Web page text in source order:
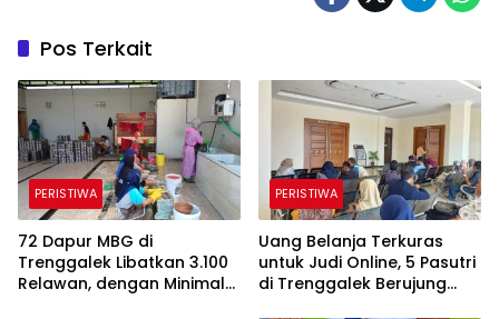
Pos Terkait
PERISTIWA
72 Dapur MBG di
Trenggalek Libatkan 3.100
Relawan, dengan Minimal
PERISTIWA
Uang Belanja Terkuras
untuk Judi Online, 5 Pasutri
di Trenggalek Berujung